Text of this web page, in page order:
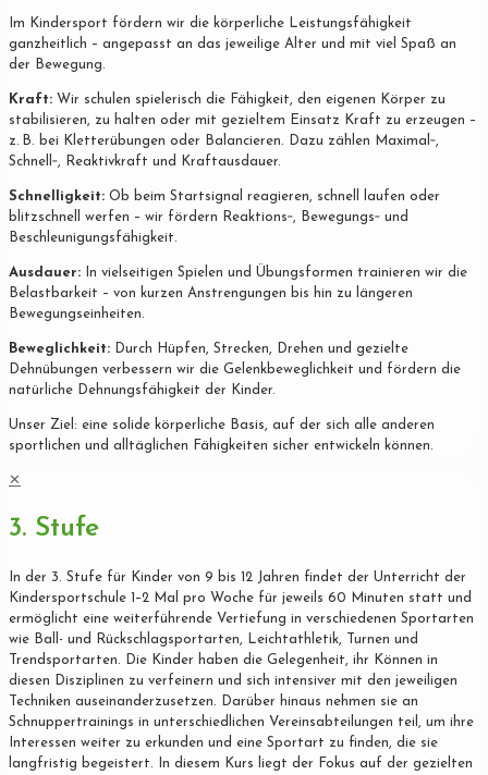
Im Kindersport fördern wir die körperliche Leistungsfähigkeit
ganzheitlich – angepasst an das jeweilige Alter und mit viel Spaß an
der Bewegung.
Kraft: Wir schulen spielerisch die Fähigkeit, den eigenen Körper zu
stabilisieren, zu halten oder mit gezieltem Einsatz Kraft zu erzeugen –
z. B. bei Kletterübungen oder Balancieren. Dazu zählen Maximal‐,
Schnell‐, Reaktivkraft und Kraftausdauer.
Schnelligkeit: Ob beim Startsignal reagieren, schnell laufen oder
blitzschnell werfen – wir fördern Reaktions‐, Bewegungs‐ und
Beschleunigungsfähigkeit.
Ausdauer: In vielseitigen Spielen und Übungsformen trainieren wir die
Belastbarkeit – von kurzen Anstrengungen bis hin zu längeren
Bewegungseinheiten.
Beweglichkeit: Durch Hüpfen, Strecken, Drehen und gezielte
Dehnübungen verbessern wir die Gelenkbeweglichkeit und fördern die
natürliche Dehnungsfähigkeit der Kinder.
Unser Ziel: eine solide körperliche Basis, auf der sich alle anderen
sportlichen und alltäglichen Fähigkeiten sicher entwickeln können.
✕
3. Stufe
In der 3. Stufe für Kinder von 9 bis 12 Jahren findet der Unterricht der
Kindersportschule 1–2 Mal pro Woche für jeweils 60 Minuten statt und
ermöglicht eine weiterführende Vertiefung in verschiedenen Sportarten
wie Ball- und Rückschlagsportarten, Leichtathletik, Turnen und
Trendsportarten. Die Kinder haben die Gelegenheit, ihr Können in
diesen Disziplinen zu verfeinern und sich intensiver mit den jeweiligen
Techniken auseinanderzusetzen. Darüber hinaus nehmen sie an
Schnuppertrainings in unterschiedlichen Vereinsabteilungen teil, um ihre
Interessen weiter zu erkunden und eine Sportart zu finden, die sie
langfristig begeistert. In diesem Kurs liegt der Fokus auf der gezielten